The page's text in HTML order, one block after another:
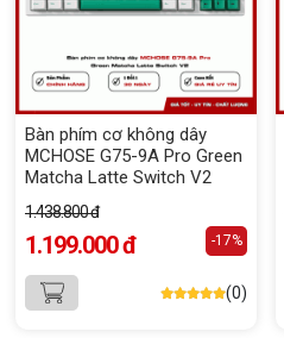
Bàn phím cơ không dây
MCHOSE G75-9A Pro Green
Matcha Latte Switch V2
1.438.800 đ
1.199.000 đ -17%
(0)